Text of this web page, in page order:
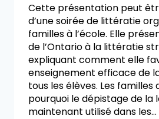
Cette présentation peut
d’une soirée de littératie
familles à l’école. Elle
de l’Ontario à la littératie
expliquant comment elle
enseignement efficace de
tous les élèves. Les
pourquoi le dépistage de la
maintenant utilisé dans les…